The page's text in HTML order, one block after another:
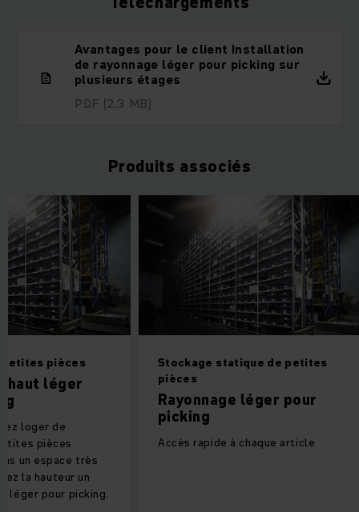
Avantages pour le client Installation
de rayonnage léger pour picking sur
plusieurs étages
PDF (2,3 MB)
Produits associés
pièces
haut léger
loger de
pièces
un espace très
la hauteur un
léger pour picking.
Stockage statique de petites
pièces
Rayonnage léger pour
picking
Accès rapide à chaque article